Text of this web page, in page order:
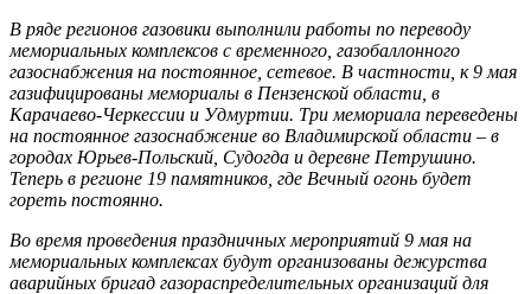
В ряде регионов газовики выполнили работы по переводу
мемориальных комплексов с временного, газобаллонного
газоснабжения на постоянное, сетевое. В частности, к 9 мая
газифицированы мемориалы в Пензенской области, в
Карачаево-Черкессии и Удмуртии. Три мемориала переведены
на постоянное газоснабжение во Владимирской области – в
городах Юрьев-Польский, Судогда и деревне Петрушино.
Теперь в регионе 19 памятников, где Вечный огонь будет
гореть постоянно.
Во время проведения праздничных мероприятий 9 мая на
мемориальных комплексах будут организованы дежурства
аварийных бригад газораспределительных организаций для